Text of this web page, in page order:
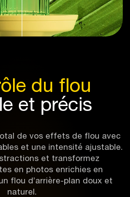
du flou
et précis
de vos effets de flou avec
et une intensité ajustable.
et transformez
en photos enrichies en
flou d’arrière-plan doux et
naturel.